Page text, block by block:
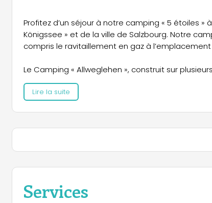
Profitez d’un séjour à notre camping « 5 étoiles
Königssee » et de la ville de Salzbourg. Notre
compris le ravitaillement en gaz à
Le Camping « Allweglehen », construit sur
inoubliable. La situation privilégiée au cœur de la
de Salzbourg font de notre camping une
voisins, notamment sur le Mont « Watzmann ».
les bienvenus pour un séjour en hiver. Dans
Nos chalets et « wood lodges » luxueux, dotés
Lire la suite
Services